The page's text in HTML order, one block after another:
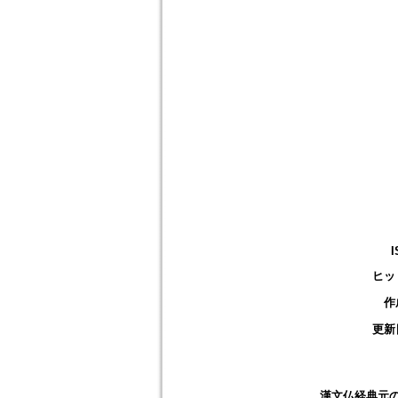
ヒ
作
更新